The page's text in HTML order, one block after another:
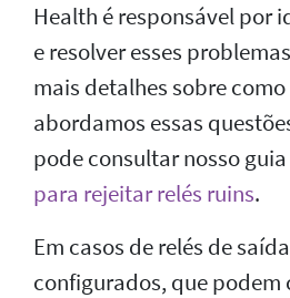
Health é responsável por
e resolver esses
mais detalhes sobre como
abordamos essas
pode consultar nosso guia
para rejeitar relés ruins.
Em casos de relés de
configurados, que podem